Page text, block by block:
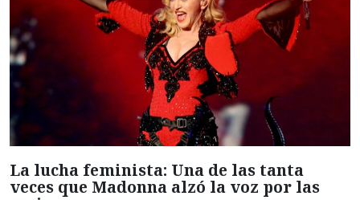
La lucha feminista: Una de las tanta
veces que Madonna alzó la voz por las